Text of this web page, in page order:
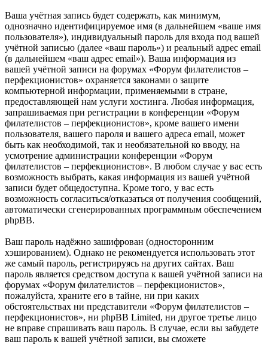
Ваша учётная запись будет содержать, как минимум,
однозначно идентифицируемое имя (в дальнейшем «ваше имя
пользователя»), индивидуальный пароль для входа под вашей
учётной записью (далее «ваш пароль») и реальный адрес email
(в дальнейшем «ваш адрес email»). Ваша информация из
вашей учётной записи на форумах «Форум филателистов –
перфекционистов» охраняется законами о защите
компьютерной информации, применяемыми в стране,
предоставляющей нам услуги хостинга. Любая информация,
запрашиваемая при регистрации в конференции «Форум
филателистов – перфекционистов», кроме вашего имени
пользователя, вашего пароля и вашего адреса email, может
быть как необходимой, так и необязательной ко вводу, на
усмотрение администрации конференции «Форум
филателистов – перфекционистов». В любом случае у вас есть
возможность выбрать, какая информация из вашей учётной
записи будет общедоступна. Кроме того, у вас есть
возможность согласиться/отказаться от получения сообщений,
автоматически сгенерированных программным обеспечением
phpBB.
Ваш пароль надёжно зашифрован (односторонним
хэшированием). Однако не рекомендуется использовать этот
же самый пароль, регистрируясь на других сайтах. Ваш
пароль является средством доступа к вашей учётной записи на
форумах «Форум филателистов – перфекционистов»,
пожалуйста, храните его в тайне, ни при каких
обстоятельствах ни представители «Форум филателистов –
перфекционистов», ни phpBB Limited, ни другое третье лицо
не вправе спрашивать ваш пароль. В случае, если вы забудете
ваш пароль к вашей учётной записи, вы сможете